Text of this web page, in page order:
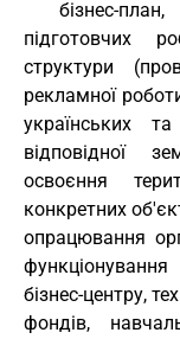
бізнес-
підготовчих
структури
рекламної
українських
відповідної
освоєння
конкретних
опрацювання
функціонування
бізнес-центру,
фондів,